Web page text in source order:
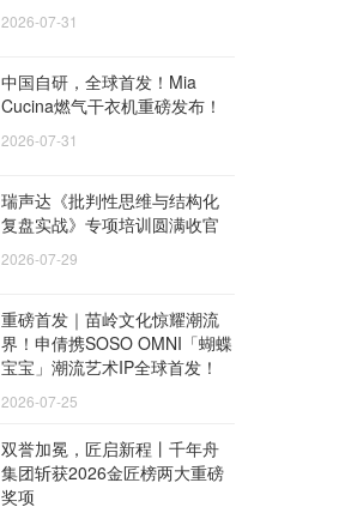
2026-07-31
中国自研，全球首发！Mia
Cucina燃气干衣机重磅发布！
2026-07-31
瑞声达《批判性思维与结构化
复盘实战》专项培训圆满收官
2026-07-29
重磅首发｜苗岭文化惊耀潮流
界！申倩携SOSO OMNI「蝴蝶
宝宝」潮流艺术IP全球首发！
2026-07-25
双誉加冕，匠启新程丨千年舟
集团斩获2026金匠榜两大重磅
奖项